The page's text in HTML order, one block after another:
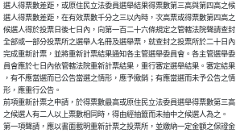
選人得票數差距，或原住民立法委員選舉結果得票數第三高與第四高之候
選人得票數差距，在有效票數千分之三以內時，次高票或得票數第四高之
候選人得於投票日後七日內，向第一百二十六條規定之管轄法院聲請查封
全部或一部分投票所之選舉人名冊及選舉票，就查封之投票所於二十日內
完成重新計票，並將重新計票結果通知各主管選舉委員會。各主管選舉委
員會應於七日內依管轄法院重新計票結果，重行審定選舉結果。審定結果
，有不應當選而已公告當選之情形，應予撤銷；有應當選而未予公告之情
形，應重行公告。
前項重新計票之申請，於得票數最高或原住民立法委員選舉得票數第三高
之候選人有二人以上票數相同時，得由經抽籤而未抽中之候選人為之。
第一項聲請，應以書面載明重新計票之投票所，並繳納一定金額之保證金